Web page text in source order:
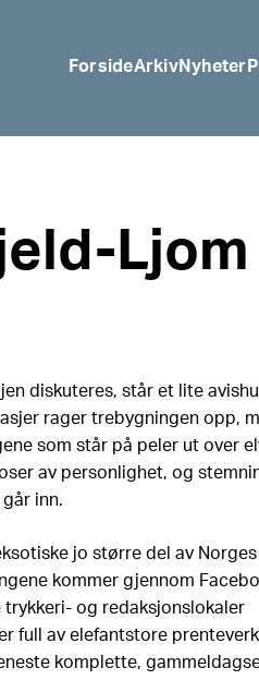
ForsideArkivNyheter
Ljom
diskuteres, står et lite
rager trebygningen opp,
som står på peler ut over
av personlighet, og
inn.
jo større del av Norges
kommer gjennom
trykkeri- og redaksjonslokaler
full av elefantstore
komplette,